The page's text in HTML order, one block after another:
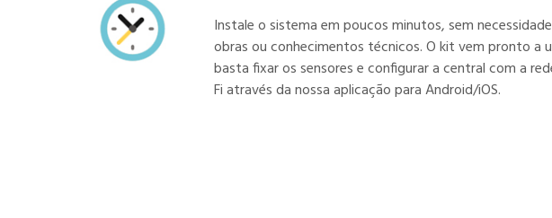
Instale o sistema em poucos minutos, sem
obras ou conhecimentos técnicos. O kit vem pronto a
basta fixar os sensores e configurar a central com a
Fi através da nossa aplicação para Android/iOS.